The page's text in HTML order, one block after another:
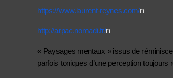
https://www.laurent-reynes.com/n
http://arpac.nomadi.fr/n
« Paysages mentaux » issus de
parfois toniques d’une perception